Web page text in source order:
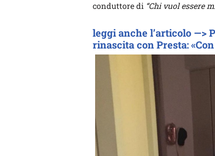
conduttore di “Chi vuol essere
leggi anche l’articolo —>
rinascita con Presta: